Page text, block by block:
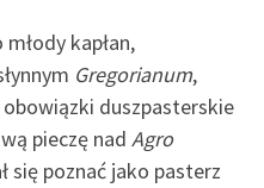
kapłan,
Gregorianum,
duszpasterskie
pieczę nad Agro
się poznać jako pasterz